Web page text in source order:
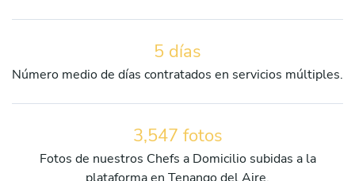
5 días
Número medio de días contratados en servicios múltiples.
3,547 fotos
Fotos de nuestros Chefs a Domicilio subidas a la